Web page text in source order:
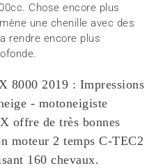
Chose encore plus
une chenille avec des
rendre encore plus
offre de très bonnes
moteur 2 temps C-TEC2
160 chevaux.